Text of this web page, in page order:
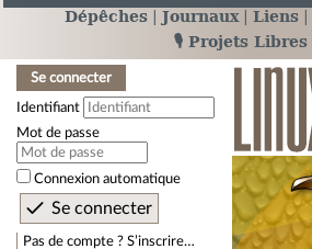
Dépêches Journaux Liens
🎙️ Projets Libres
Se connecter
Identifiant
Mot de passe
Connexion automatique
Pas de compte ? S’inscrire…